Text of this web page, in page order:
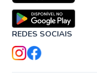
REDES SOCIAIS